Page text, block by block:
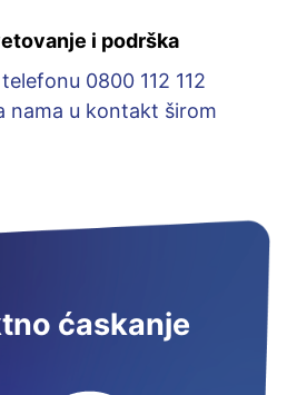
i podrška
0800 112 112
nama u kontakt širom
ćaskanje